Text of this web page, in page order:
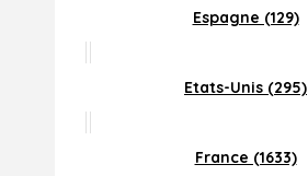
Espagne (129)
Etats-Unis (295)
France (1633)